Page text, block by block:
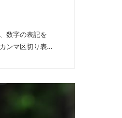
数字の表記を
ンマ区切り表…